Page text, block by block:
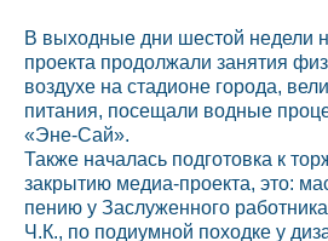
В выходные дни шестой недели
проекта продолжали занятия
воздухе на стадионе города,
питания, посещали водные
«Эне-Сай».
Также началась подготовка к
закрытию медиа-проекта, это:
пению у Заслуженного
Ч.К., по подиумной походке у